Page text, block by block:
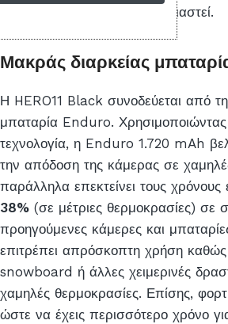
αντικατασταθεί εάν αυτό χρειαστεί.
Μακράς διαρκείας
Η HERO11 Black συνοδεύεται από
μπαταρία Enduro.
τεχνολογία, η Enduro 1.720 mAh
την απόδοση της κάμερας σε
παράλληλα επεκτείνει τους
38% (σε μέτριες θερμοκρασίες) σε
προηγούμενες κάμερες και
επιτρέπει απρόσκοπτη χρήση καθώς
snowboard ή άλλες χειμερινές
χαμηλές θερμοκρασίες. Επίσης,
ώστε να έχεις περισσότερο χρόνο